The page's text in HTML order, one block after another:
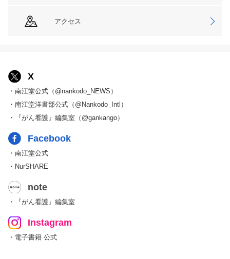
アクセス
X
・南江堂公式（@nankodo_NEWS）
・南江堂洋書部公式（@Nankodo_Intl）
・『がん看護』編集室（@gankango）
Facebook
・南江堂公式
・NurSHARE
note
・『がん看護』編集室
Instagram
・電子書籍 公式